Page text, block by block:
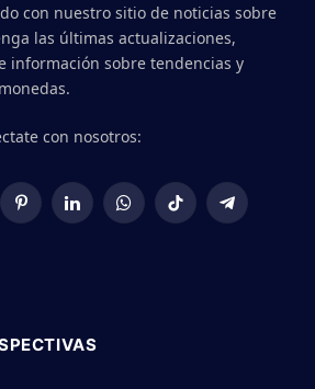
con nuestro sitio de noticias sobre
las últimas actualizaciones,
información sobre tendencias y
con nosotros:
PinterestLinkedInWhatsApp
TikTok Telegram